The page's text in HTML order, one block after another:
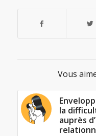
Vous
la
auprès